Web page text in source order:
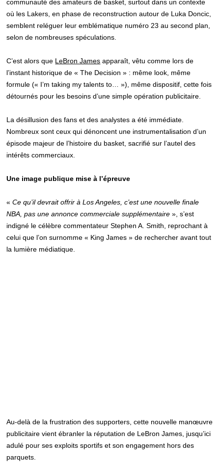
communauté des amateurs de basket, surtout dans un contexte
où les Lakers, en phase de reconstruction autour de Luka Doncic,
semblent reléguer leur emblématique numéro 23 au second plan,
selon de nombreuses spéculations.
C’est alors que LeBron James apparaît, vêtu comme lors de
l’instant historique de « The Decision » : même look, même
formule (« I’m taking my talents to… »), même dispositif, cette fois
détournés pour les besoins d’une simple opération publicitaire.
La désillusion des fans et des analystes a été immédiate.
Nombreux sont ceux qui dénoncent une instrumentalisation d’un
épisode majeur de l’histoire du basket, sacrifié sur l’autel des
intérêts commerciaux.
Une image publique mise à l’épreuve
«Ce qu’il devrait offrir à Los Angeles, c’est une nouvelle finale
NBA, pas une annonce commerciale supplémentaire », s’est
indigné le célèbre commentateur Stephen A. Smith, reprochant à
celui que l’on surnomme « King James » de rechercher avant tout
la lumière médiatique.
Au-delà de la frustration des supporters, cette nouvelle manœuvre
publicitaire vient ébranler la réputation de LeBron James, jusqu’ici
adulé pour ses exploits sportifs et son engagement hors des
parquets.